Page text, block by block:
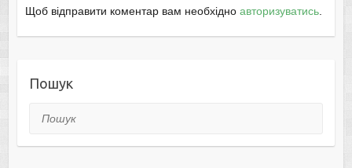
Щоб відправити коментар вам необхідно авторизуватись.
Пошук
Пошук